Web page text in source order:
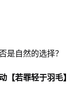
自然的选择？
【若罪轻于羽毛】